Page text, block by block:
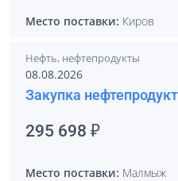
Место поставки: Киров
Нефть, нефтепродукты
08.08.2026
Закупка
295 698 ₽
Место поставки: Малмыж